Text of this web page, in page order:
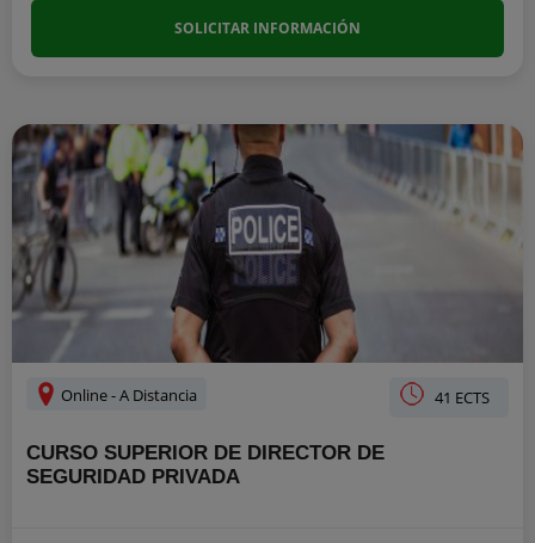
SOLICITAR INFORMACIÓN
Online - A Distancia 41 ECTS
CURSO SUPERIOR DE DIRECTOR DE
SEGURIDAD PRIVADA